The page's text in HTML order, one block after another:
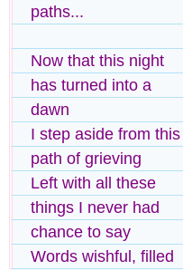
paths...
Now that this night
has turned into a
dawn
I step aside from this
path of grieving
Left with all these
things I never had
chance to say
Words wishful, filled